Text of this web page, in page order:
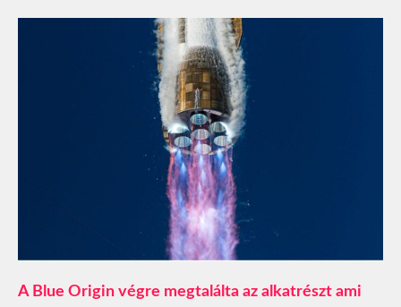
A Blue Origin végre megtalálta az alkatrészt ami